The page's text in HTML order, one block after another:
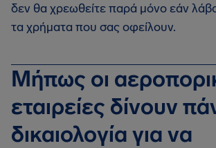
δεν θα χρεωθείτε παρά μόνο εάν
τα χρήματα που σας οφείλουν.
Μήπως οι
εταιρείες δίνουν
δικαιολογία για να